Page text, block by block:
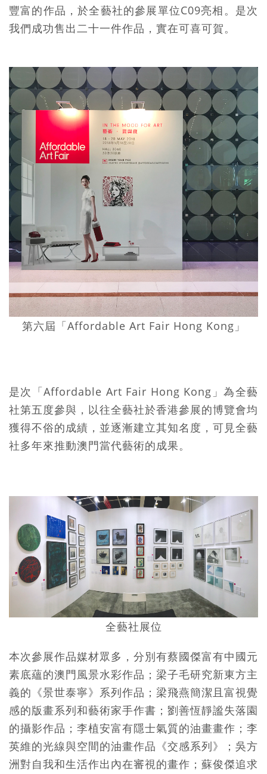
豐富的作品，於全藝社的參展單位C09亮相。是次
我們成功售出二十一件作品，實在可喜可賀。
第六屆「Affordable Art Fair Hong Kong」
是次「Affordable Art Fair Hong Kong」為全藝
社第五度參與，以往全藝社於香港參展的博覽會均
獲得不俗的成績，並逐漸建立其知名度，可見全藝
社多年來推動澳門當代藝術的成果。
全藝社展位
本次參展作品媒材眾多，分別有蔡國傑富有中國元
素底蘊的澳門風景水彩作品；梁子毛研究新東方主
義的《景世泰寧》系列作品；梁飛燕簡潔且富視覺
感的版畫系列和藝術家手作書；劉善恆靜謐失落園
的攝影作品；李植安富有隱士氣質的油畫畫作；李
英維的光線與空間的油畫作品《交感系列》；吳方
洲對自我和生活作出內在審視的畫作；蘇俊傑追求